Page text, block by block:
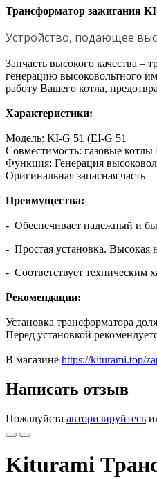
Трансформатор зажигания
Устройство, подающее
Запчасть высокого качества
генерацию высоковольтного
работу Вашего котла,
Характеристики:
Модель: KI-G 51 (EI-G 51
Совместимость: газовые
Функция: Генерация
Оригинальная запасная часть
Преимущества:
- Обеспечивает надежный и
- Простая установка. Высокая
- Соответствует техническим
Рекомендации:
Установка трансформатора
Перед установкой
В магазине https://kiturami.top/
Написать отзыв
Пожалуйста авторизируйтесь
Kiturami